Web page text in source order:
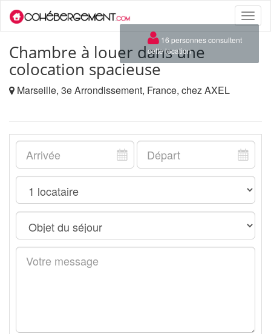
Toggle
Chambre à louer dans une
colocation spacieuse
Marseille, 3e Arrondissement, France, chez AXEL
×
16 personnes consultent
cette location